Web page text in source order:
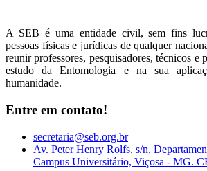
A SEB é uma entidade civil, sem fins
pessoas físicas e jurídicas de qualquer
reunir professores, pesquisadores, técnicos e
estudo da Entomologia e na sua
humanidade.
Entre em contato!
secretaria@seb.org.br
Av. Peter Henry Rolfs, s/n,
Campus Universitário, Viçosa - MG.